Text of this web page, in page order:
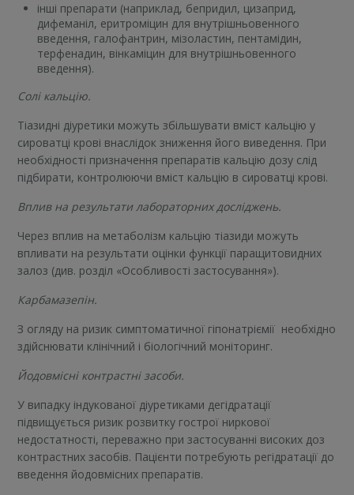
інші препарати (наприклад, бепридил, цизаприд,
дифеманіл, еритроміцин для внутрішньовенного
введення, галофантрин, мізоластин, пентамідин,
терфенадин, вінкаміцин для внутрішньовенного
введення).
Солі кальцію.
Тіазидні діуретики можуть збільшувати вміст кальцію у
сироватці крові внаслідок зниження його виведення. При
необхідності призначення препаратів кальцію дозу слід
підбирати, контролюючи вміст кальцію в сироватці крові.
Вплив на результати лабораторних досліджень.
Через вплив на метаболізм кальцію тіазиди можуть
впливати на результати оцінки функції паращитовидних
залоз (див. розділ «Особливості застосування»).
Карбамазепін.
З огляду на ризик симптоматичної гіпонатріємії необхідно
здійснювати клінічний і біологічний моніторинг.
Йодовмісні контрастні засоби.
У випадку індукованої діуретиками дегідратації
підвищується ризик розвитку гострої ниркової
недостатності, переважно при застосуванні високих доз
контрастних засобів. Пацієнти потребують регідратації до
введення йодовмісних препаратів.